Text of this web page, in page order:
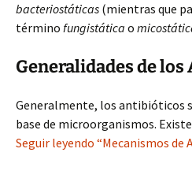
bacteriostáticas (mientras que
término fungistática o
Generalidades de
Generalmente, los antibióticos
base de microorganismos.
Seguir leyendo “Mecanismos